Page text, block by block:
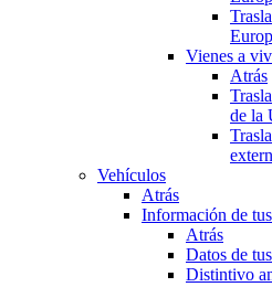
Vienes a
Atrás
de la
Vehículos
Atrás
Información de
Atrás
Datos de
Distintivo